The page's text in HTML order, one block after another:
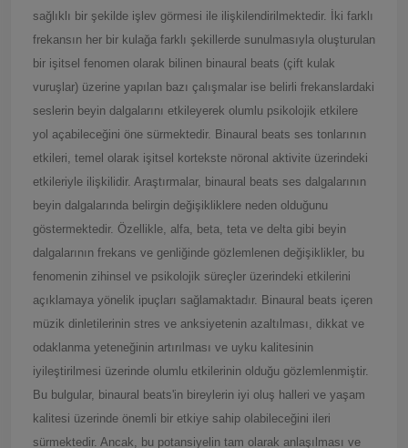
sağlıklı bir şekilde işlev görmesi ile ilişkilendirilmektedir. İki farklı
frekansın her bir kulağa farklı şekillerde sunulmasıyla oluşturulan
bir işitsel fenomen olarak bilinen binaural beats (çift kulak
vuruşlar) üzerine yapılan bazı çalışmalar ise belirli frekanslardaki
seslerin beyin dalgalarını etkileyerek olumlu psikolojik etkilere
yol açabileceğini öne sürmektedir. Binaural beats ses tonlarının
etkileri, temel olarak işitsel kortekste nöronal aktivite üzerindeki
etkileriyle ilişkilidir. Araştırmalar, binaural beats ses dalgalarının
beyin dalgalarında belirgin değişikliklere neden olduğunu
göstermektedir. Özellikle, alfa, beta, teta ve delta gibi beyin
dalgalarının frekans ve genliğinde gözlemlenen değişiklikler, bu
fenomenin zihinsel ve psikolojik süreçler üzerindeki etkilerini
açıklamaya yönelik ipuçları sağlamaktadır. Binaural beats içeren
müzik dinletilerinin stres ve anksiyetenin azaltılması, dikkat ve
odaklanma yeteneğinin artırılması ve uyku kalitesinin
iyileştirilmesi üzerinde olumlu etkilerinin olduğu gözlemlenmiştir.
Bu bulgular, binaural beats'in bireylerin iyi oluş halleri ve yaşam
kalitesi üzerinde önemli bir etkiye sahip olabileceğini ileri
sürmektedir. Ancak, bu potansiyelin tam olarak anlaşılması ve